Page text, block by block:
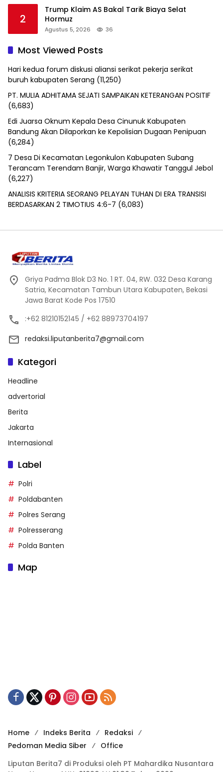
2
Trump Klaim AS Bakal Tarik Biaya Selat
Hormuz
Agustus 5, 2026 36
Most Viewed Posts
Hari kedua forum diskusi aliansi serikat pekerja serikat
buruh kabupaten Serang (11,250)
PT. MULIA ADHITAMA SEJATI SAMPAIKAN KETERANGAN POSITIF
(6,683)
Edi Juarsa Oknum Kepala Desa Cinunuk Kabupaten
Bandung Akan Dilaporkan ke Kepolisian Dugaan Penipuan
(6,284)
7 Desa Di Kecamatan Legonkulon Kabupaten Subang
Terancam Terendam Banjir, Warga Khawatir Tanggul Jebol
(6,227)
ANALISIS KRITERIA SEORANG PELAYAN TUHAN DI ERA TRANSISI
BERDASARKAN 2 TIMOTIUS 4:6-7 (6,083)
Griya Padma Blok D3 No. 1 RT. 04, RW. 032 Desa Karang
Satria, Kecamatan Tambun Utara Kabupaten, Bekasi
Jawa Barat Kode Pos 17510
:+62 81210152145 / +62 88973704197
redaksi.liputanberita7@gmail.com
Kategori
Headline
advertorial
Berita
Jakarta
Internasional
Label
Polri
Poldabanten
Polres Serang
Polresserang
Polda Banten
Map
Home Indeks Berita
Redaksi
Pedoman Media Siber
Office
Liputan Berita7 di Produksi oleh PT Mahardika Nusantara